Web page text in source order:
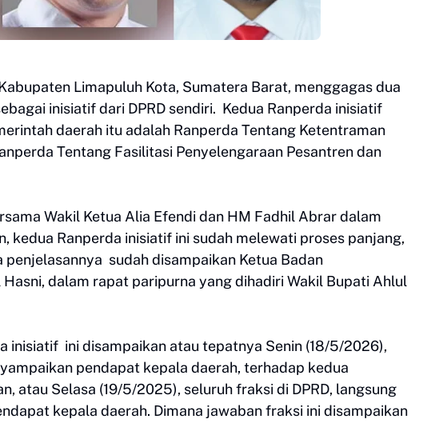
Kabupaten Limapuluh Kota, Sumatera Barat, menggagas dua
inisiatif dari DPRD sendiri. Kedua Ranperda inisiatif
daerah itu adalah Ranperda Tentang Ketentraman
Tentang Fasilitasi Penyelengaraan Pesantren dan
Wakil Ketua Alia Efendi dan HM Fadhil Abrar dalam
kedua Ranperda inisiatif ini sudah melewati proses panjang,
sudah disampaikan Ketua Badan
dalam rapat paripurna yang dihadiri Wakil Bupati Ahlul
inisiatif ini disampaikan atau tepatnya Senin (18/5/2026),
pendapat kepala daerah, terhadap kedua
atau Selasa (19/5/2025), seluruh fraksi di DPRD, langsung
kepala daerah. Dimana jawaban fraksi ini disampaikan